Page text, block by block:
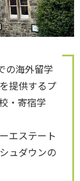
の海外留学
提供するプ
・寄宿学
エステート
ュダウンの